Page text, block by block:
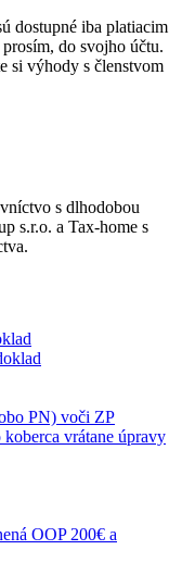
dostupné iba platiacim
do svojho účtu.
si výhody s členstvom
s dlhodobou
s.r.o. a Tax-home s
PN) voči ZP
vrátane úpravy
OOP 200€ a